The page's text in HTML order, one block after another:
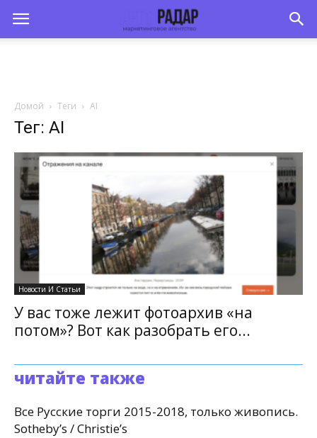
Домой Теги AI
Тег: AI
Новости И Статьи
У вас тоже лежит фотоархив «на
потом»? Вот как разобрать его...
читайте также
Все Русские торги 2015-2018, только живопись.
Sotheby’s / Christie’s